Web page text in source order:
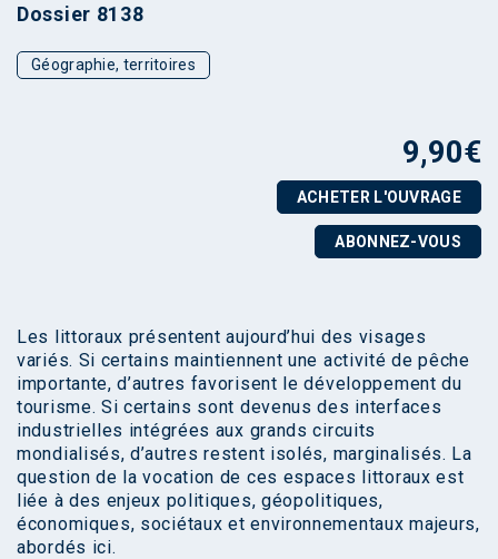
Dossier 8138
Géographie, territoires
9,90€
ACHETER L'OUVRAGE
ABONNEZ-VOUS
Les littoraux présentent aujourd’hui des visages
variés. Si certains maintiennent une activité de pêche
importante, d’autres favorisent le développement du
tourisme. Si certains sont devenus des interfaces
industrielles intégrées aux grands circuits
mondialisés, d’autres restent isolés, marginalisés. La
question de la vocation de ces espaces littoraux est
liée à des enjeux politiques, géopolitiques,
économiques, sociétaux et environnementaux majeurs,
abordés ici.